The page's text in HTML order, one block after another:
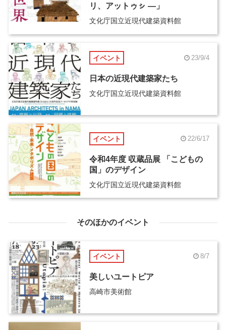
リ、アットゥㇱ ―」
文化庁国立近現代建築資料館
イベント 23/9/4
日本の近現代建築家たち
文化庁国立近現代建築資料館
イベント 22/6/17
令和4年度 収蔵品展 「こどもの
国」のデザイン
文化庁国立近現代建築資料館
そのほかのイベント
イベント 8/7
美しいユートピア
高崎市美術館